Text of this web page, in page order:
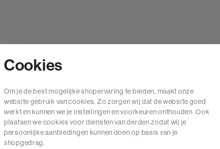
Mail ons
020 - 3412 650
Van maandag t/m vrijdag van 8.30 uur tot 18.00 uur.
Cookies
Om je de best mogelijke shopervaring te bieden, maakt onze
website gebruik van cookies. Zo zorgen wij dat de website goed
werkt en kunnen we je instellingen en voorkeuren onthouden. Ook
plaatsen we cookies voor diensten van derden zodat wij je
persoonlijke aanbiedingen kunnen doen op basis van je
shopgedrag.